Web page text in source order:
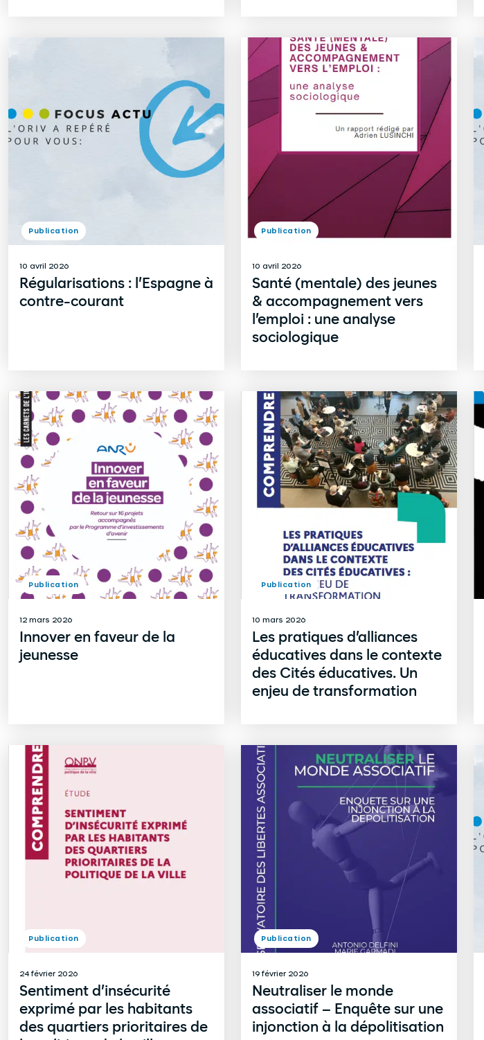
10 avril 2026
Régularisations : l’Espagne à
contre-courant
Publication
10 avril 2026
Santé (mentale) des jeunes
& accompagnement vers
l’emploi : une analyse
sociologique
Publication
12 mars 2026
Innover en faveur de la
jeunesse
Publication
10 mars 2026
Les pratiques d’alliances
éducatives dans le contexte
des Cités éducatives. Un
enjeu de transformation
Publication
24 février 2026
Sentiment d’insécurité
exprimé par les habitants
des quartiers prioritaires de
Publication
19 février 2026
Neutraliser le monde
associatif – Enquête sur une
injonction à la dépolitisation
Publication